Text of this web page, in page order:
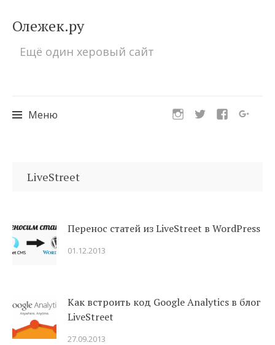
Олежек.ру
Ещё один херовый сайт
Меню
кLiveStreet
Перенос статей из LiveStreet в WordPress
01.12.2013
Как встроить код Google Analytics в блог
LiveStreet
27.09.2013